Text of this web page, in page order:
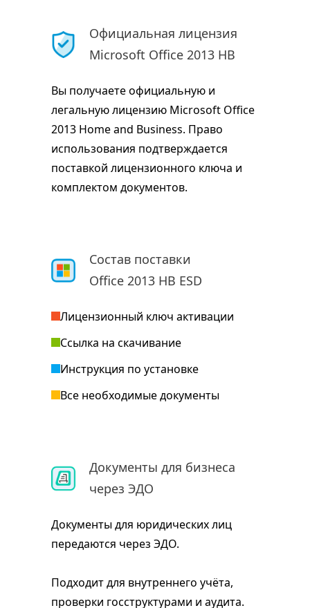
Официальная лицензия
Microsoft Office 2013 HB
Вы получаете официальную и
легальную лицензию Microsoft Office
2013 Home and Business. Право
использования подтверждается
поставкой лицензионного ключа и
комплектом документов.
Состав поставки
Office 2013 HB ESD
Лицензионный ключ активации
Ссылка на скачивание
Инструкция по установке
Все необходимые документы
Документы для бизнеса
через ЭДО
Документы для юридических лиц
передаются через ЭДО.
Подходит для внутреннего учёта,
проверки госструктурами и аудита.